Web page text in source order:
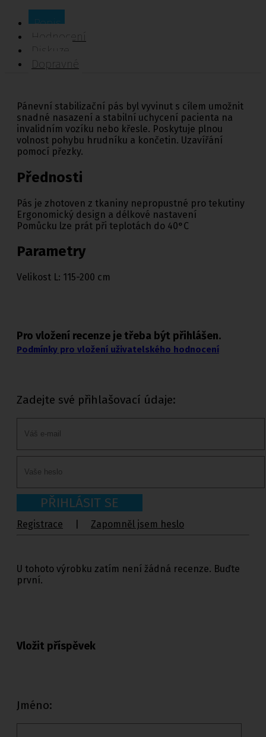
Popis
Hodnocení
Diskuze
Dopravné
Pánevní stabilizační pás byl vyvinut s cílem umožnit
snadné nasazení a stabilní uchycení pacienta na
invalidním vozíku nebo křesle. Poskytuje plnou
volnost pohybu hrudníku a končetin. Uzavířání
pomocí přezky.
Přednosti
Pás je zhotoven z tkaniny nepropustné pro tekutiny
Ergonomický design a délkové nastavení
Pomůcku lze prát při teplotách do 40°C
Parametry
Velikost L: 115-200 cm
Pro vložení recenze je třeba být přihlášen.
Podmínky pro vložení uživatelského hodnocení
Zadejte své přihlašovací údaje:
PŘIHLÁSIT SE
Registrace Zapomněl jsem heslo
U tohoto výrobku zatím není žádná recenze. Buďte
první.
Vložit příspěvek
Jméno: